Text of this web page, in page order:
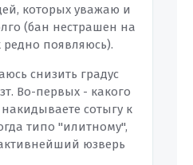
которых уважаю и
(бан нестрашен на
редно появляюсь).
снизить градус
Во-первых - какого
сотыгу к
типо "илитному",
юзверь